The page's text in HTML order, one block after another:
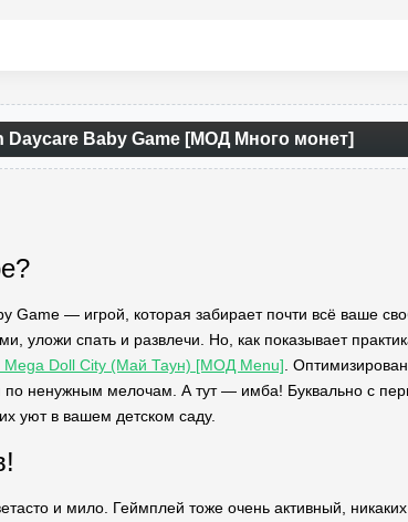
Daycare Baby Game [МОД Много монет]
Game — игрой, которая забирает почти всё ваше
уложи спать и развлечи. Но, как показывает
Mega Doll City (Май Таун) [МОД Menu] .
ненужным мелочам. А тут — имба! Буквально с
уют в вашем детском саду.
и мило. Геймплей тоже очень активный,